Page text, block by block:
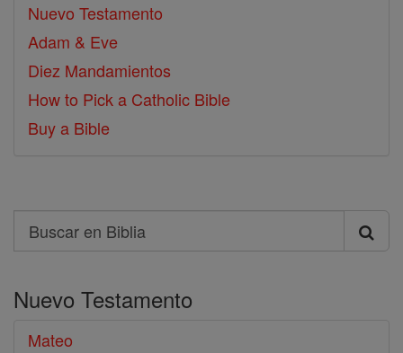
Nuevo Testamento
Adam & Eve
Diez Mandamientos
How to Pick a Catholic Bible
Buy a Bible
Search
Buscar
Biblia
Nuevo Testamento
Mateo